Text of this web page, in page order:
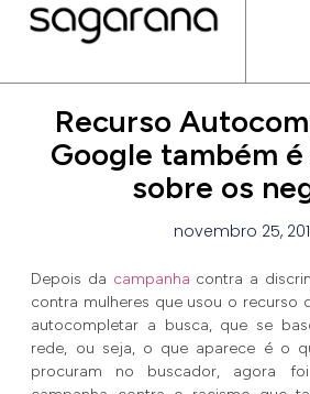
Recurso
Google também
sobre os
novembro 25,
Depois da campanha contra a
contra mulheres que usou o recurso
autocompletar a busca, que se
rede, ou seja, o que aparece é o
procuram no buscador, agora